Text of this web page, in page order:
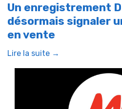
Un enregistrement
désormais signaler
en vente
Lire la suite →